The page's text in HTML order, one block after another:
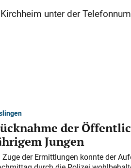
unter der
der
Jungen
Zuge der Ermittlungen konnte der